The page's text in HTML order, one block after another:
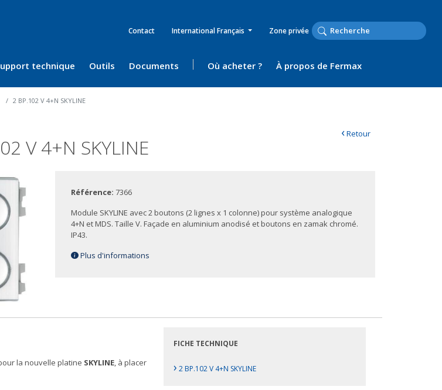
Contact International Français Zone privée
technique Outils Documents Où acheter ? À propos de Fermax
2 BP.102 V 4+N SKYLINE
V 4+N SKYLINE
‹Retour
Référence:7366
Module SKYLINE avec 2 boutons (2 lignes x 1 colonne) pour système analogique
4+N et MDS. Taille V. Façade en aluminium anodisé et boutons en zamak chromé.
IP43.
Plus d'informations
la nouvelle platine SKYLINE, à placer
FICHE TECHNIQUE
› 2 BP.102 V 4+N SKYLINE